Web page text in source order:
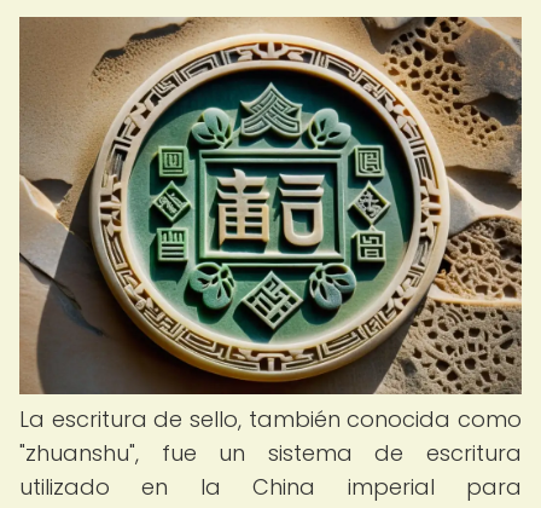
La escritura de sello, también conocida como
"zhuanshu", fue un sistema de escritura
utilizado en la China imperial para